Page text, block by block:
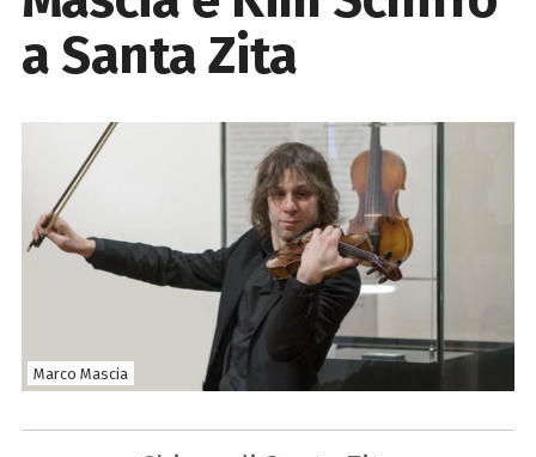
a Santa Zita
Marco Mascia